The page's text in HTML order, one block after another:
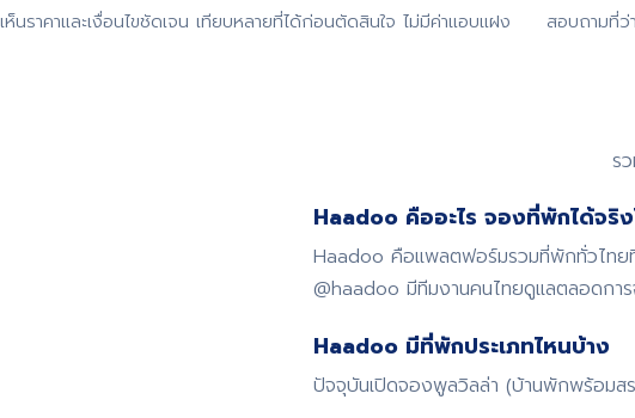
เห็นราคาและเงื่อนไขชัดเจน เทียบหลายที่ได้ก่อนตัดสินใจ ไม่มีค่าแอบแฝง สอบถามที่ว่
ร
Haadoo คืออะไร จองที่พักได้จริ
Haadoo คือแพลตฟอร์มรวมที่พักทั่วไทย
@haadoo มีทีมงานคนไทยดูแลตลอดกา
Haadoo มีที่พักประเภทไหนบ้าง
ปัจจุบันเปิดจองพูลวิลล่า (บ้านพักพร้อมสร